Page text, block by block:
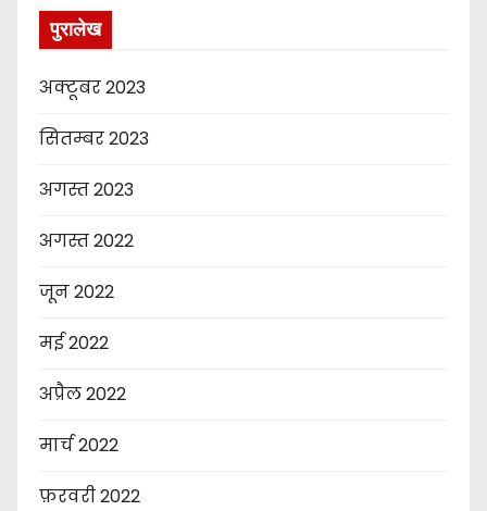
पुरालेख
अक्टूबर 2023
सितम्बर 2023
अगस्त 2023
अगस्त 2022
जून 2022
मई 2022
अप्रैल 2022
मार्च 2022
फ़रवरी 2022